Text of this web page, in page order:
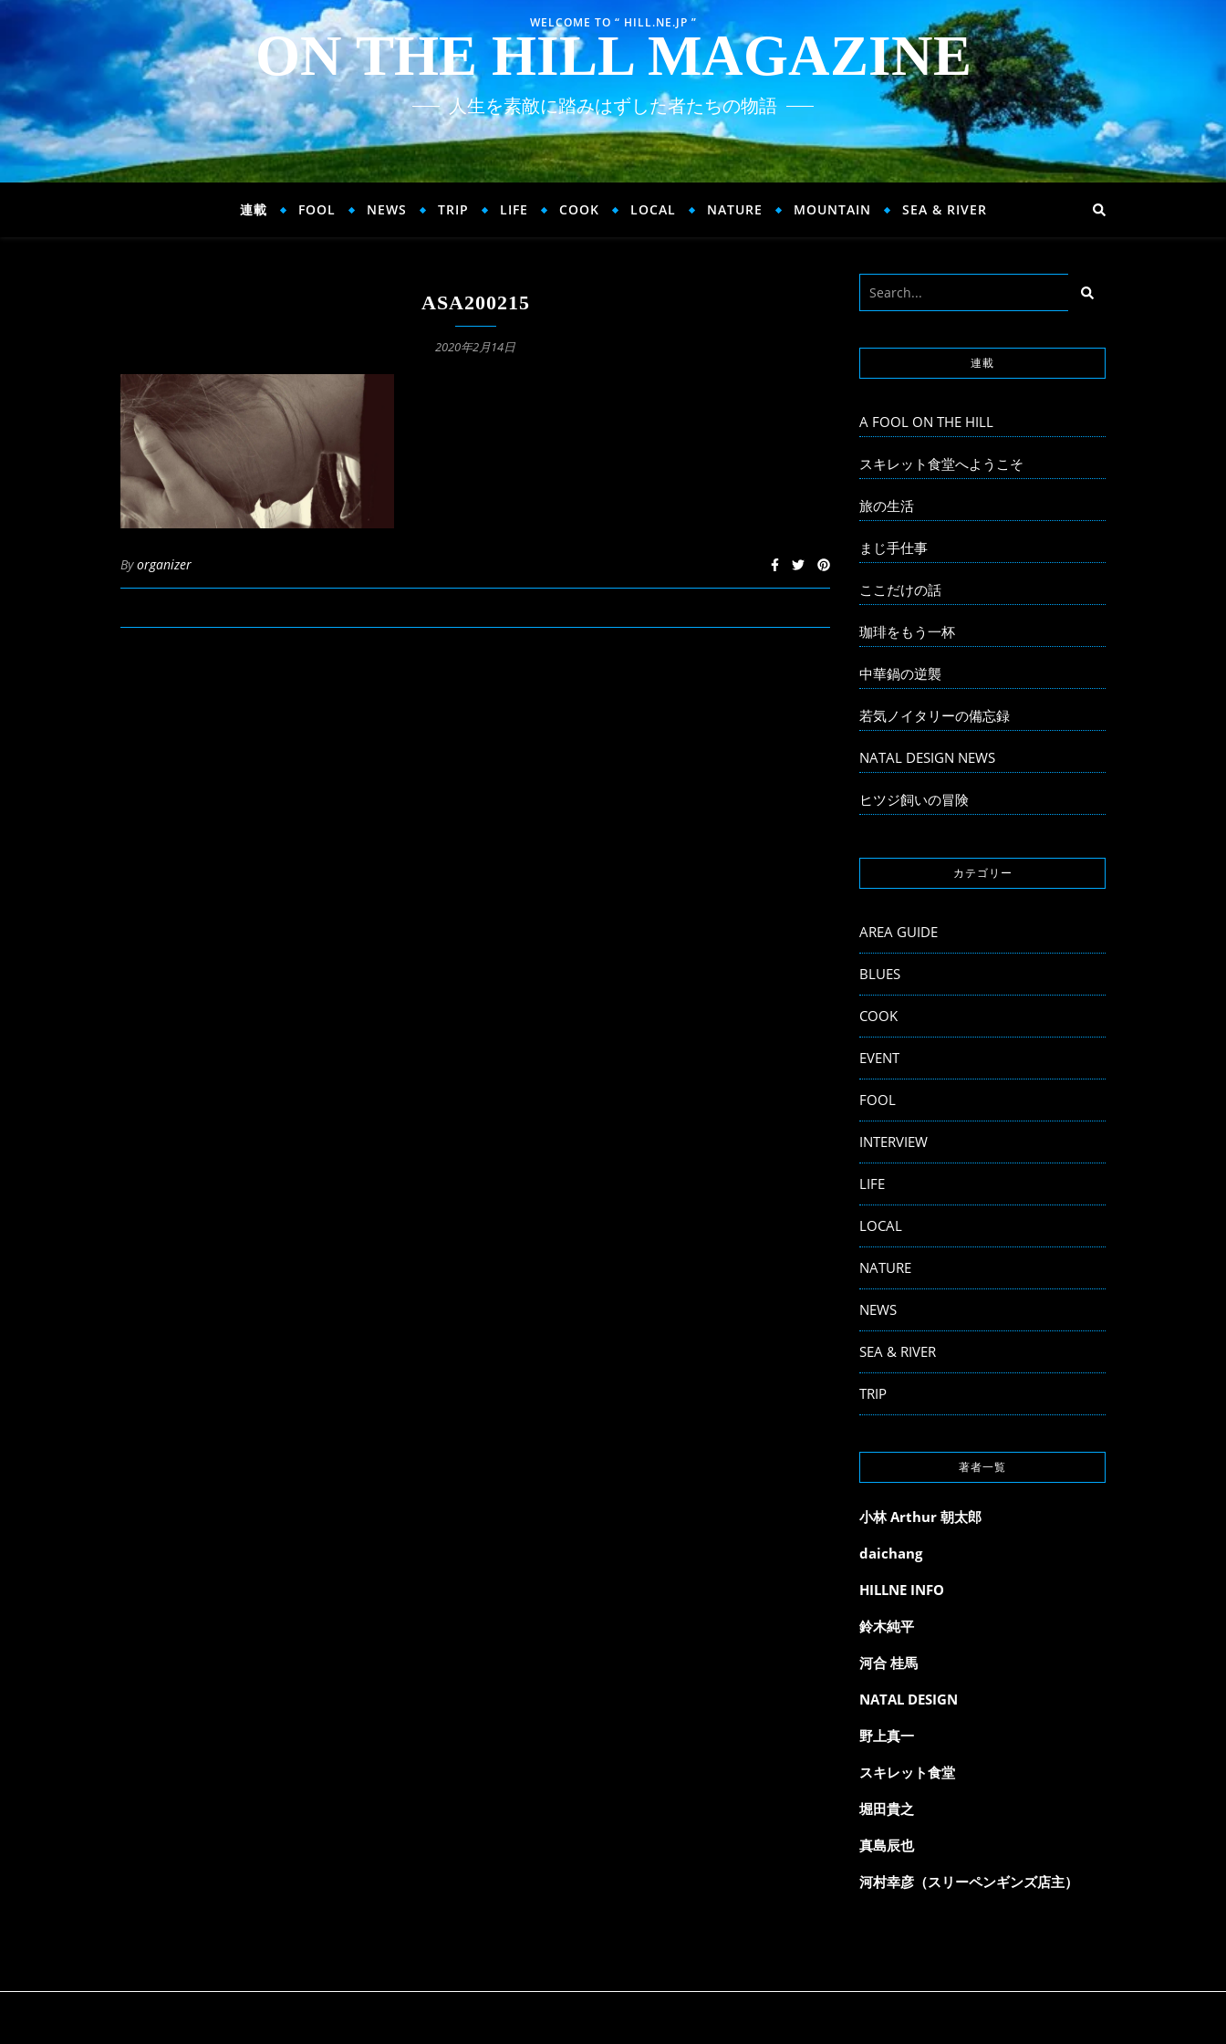
WELCOME TO “ HILL.NE.JP ”
ON THE HILL MAGAZINE
人生を素敵に踏みはずした者たちの物語
連載 FOOL NEWS TRIP LIFE COOK LOCAL NATURE MOUNTAIN SEA & RIVER
ASA200215
2020年2月14日
Byorganizer
連載
A FOOL ON THE HILL
スキレット食堂へようこそ
旅の生活
まじ手仕事
ここだけの話
珈琲をもう一杯
中華鍋の逆襲
若気ノイタリーの備忘録
NATAL DESIGN NEWS
ヒツジ飼いの冒険
カテゴリー
AREA GUIDE
BLUES
COOK
EVENT
FOOL
INTERVIEW
LIFE
LOCAL
NATURE
NEWS
SEA & RIVER
TRIP
著者一覧
小林 Arthur 朝太郎
daichang
HILLNE INFO
鈴木純平
河合 桂馬
NATAL DESIGN
野上真一
スキレット食堂
堀田貴之
真島辰也
河村幸彦（スリーペンギンズ店主）